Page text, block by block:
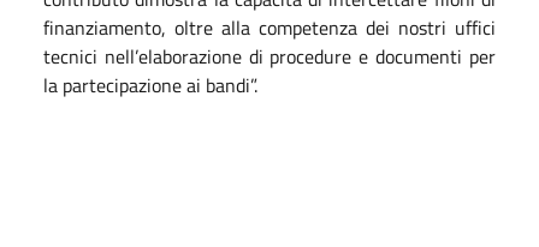
finanziamento, oltre alla competenza dei nostri uffici
tecnici nell’elaborazione di procedure e documenti per
la partecipazione ai bandi”.